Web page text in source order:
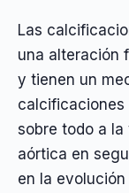
Las
una alteración
y tienen un
calcificaciones
sobre todo a
aórtica en
en la